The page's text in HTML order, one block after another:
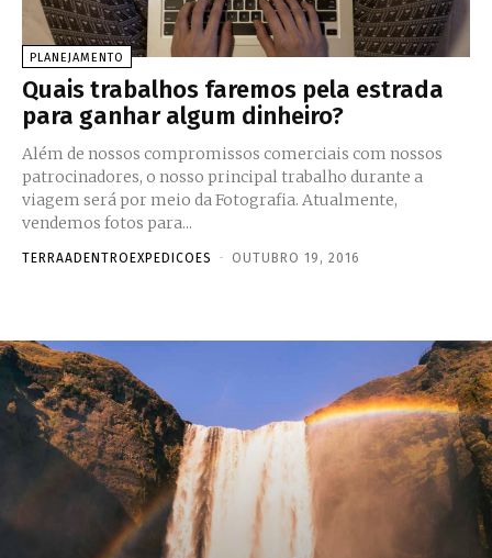
PLANEJAMENTO
Quais trabalhos faremos pela estrada
para ganhar algum dinheiro?
Além de nossos compromissos comerciais com nossos
patrocinadores, o nosso principal trabalho durante a
viagem será por meio da Fotografia. Atualmente,
vendemos fotos para...
TERRAADENTROEXPEDICOES - OUTUBRO 19, 2016